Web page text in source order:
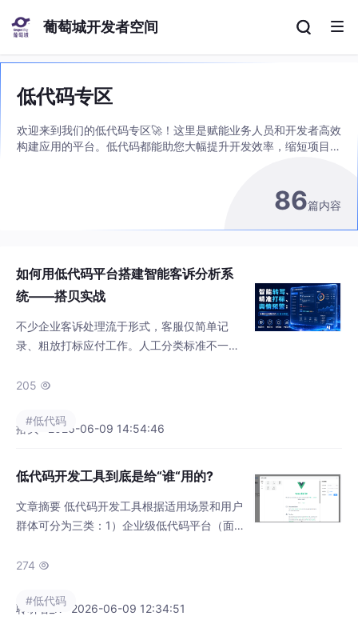
葡萄城开发者空间
低代码专区
欢迎来到我们的低代码专区🚀！这里是赋能业务人员和开发者高效
构建应用的平台。低代码都能助您大幅提升开发效率，缩短项目周
86篇内容
如何用低代码平台搭建智能客诉分析系
统——搭贝实战
不少企业客诉处理流于形式，客服仅简单记
录、粗放打标应付工作。人工分类标准不一，
难以识别客户情绪，高风险客诉易演变为网络
对这些痛点，可借助搭贝低代码 AI 平台解决。
生成分析报表。企业可先小范围试点使用，挖
掘客诉数据价值，规避舆情风险。
205 
搭贝 · 2026-06-09 14:54:46
#低代码
低代码开发工具到底是给“谁“用的?
文章摘要 低代码开发工具根据适用场景和用户
群体可分为三类：1）企业级低代码平台（面向
2）通用低代码平台（IT与业务人员协作，适合
务人员使用，适合轻量级应用）。选择需考虑
274 
聆听者_K · 2026-06-09 12:34:51
#低代码